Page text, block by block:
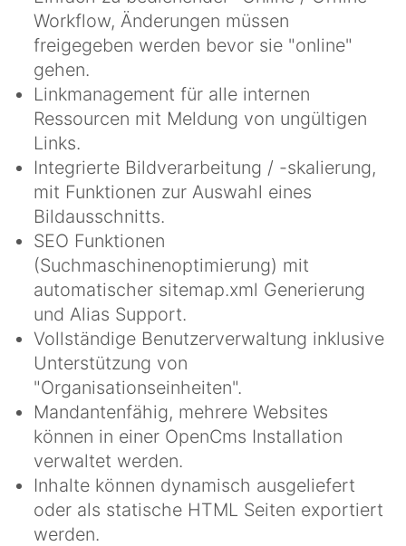
Workflow, Änderungen müssen
freigegeben werden bevor sie "online"
gehen.
Linkmanagement für alle internen
Ressourcen mit Meldung von ungültigen
Links.
Integrierte Bildverarbeitung / -skalierung,
mit Funktionen zur Auswahl eines
Bildausschnitts.
SEO Funktionen
(Suchmaschinenoptimierung) mit
automatischer sitemap.xml Generierung
und Alias Support.
Vollständige Benutzerverwaltung inklusive
Unterstützung von
"Organisationseinheiten".
Mandantenfähig, mehrere Websites
können in einer OpenCms Installation
verwaltet werden.
Inhalte können dynamisch ausgeliefert
oder als statische HTML Seiten exportiert
werden.